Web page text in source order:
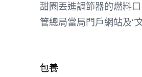
甜圈丟進調節器的燃料
管總局當局門戶網站及“
包養